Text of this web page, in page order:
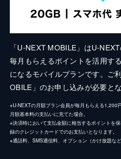
「U-NEXT MOBILE」はU-
毎月もらえるポイントを活用す
になるモバイルプランです。ご
OBILE」のお申し込みが必要とな
※U-NEXTの月額プラン会員が毎月もらえる1,200
月額基本料の支払いに充てた場合。
※決済時において支払金額に相当するポイントを
録のクレジットカードでのお支払いとなります。
※通話料、SMS通信料、オプション（かけ放題な